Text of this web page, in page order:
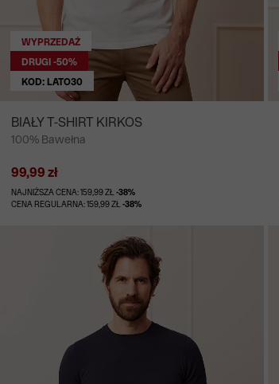
WYPRZEDAŻ
DRUGI -50%
KOD: LATO30
BIAŁY T-SHIRT KIRKOS
100% Bawełna
99,99 zł
NAJNIŻSZA CENA: 159,99 ZŁ-38%
CENA REGULARNA: 159,99 ZŁ-38%